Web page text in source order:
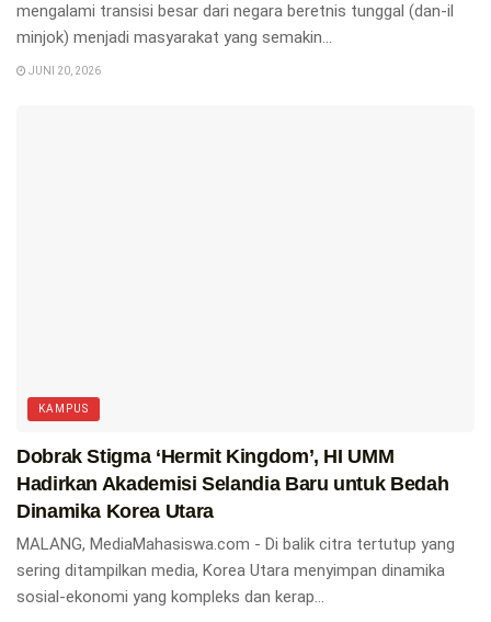
mengalami transisi besar dari negara beretnis tunggal (dan-il
minjok) menjadi masyarakat yang semakin...
JUNI 20, 2026
KAMPUS
Dobrak Stigma ‘Hermit Kingdom’, HI UMM
Hadirkan Akademisi Selandia Baru untuk Bedah
Dinamika Korea Utara
MALANG, MediaMahasiswa.com - Di balik citra tertutup yang
sering ditampilkan media, Korea Utara menyimpan dinamika
sosial-ekonomi yang kompleks dan kerap...